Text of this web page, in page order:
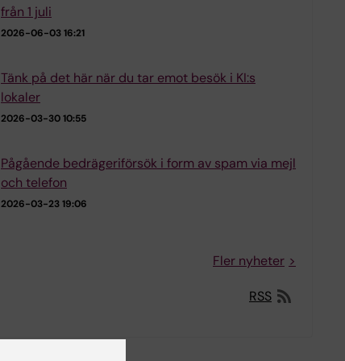
från 1 juli
2026-06-03 16:21
Tänk på det här när du tar emot besök i KI:s
lokaler
2026-03-30 10:55
Pågående bedrägeriförsök i form av spam via mejl
och telefon
2026-03-23 19:06
Fler nyheter
RSS